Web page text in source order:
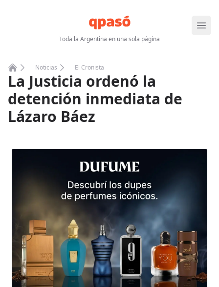
Toda la Argentina en una sola página
Abrir
Home
Noticias El Cronista
La Justicia ordenó la
detención inmediata de
Lázaro Báez